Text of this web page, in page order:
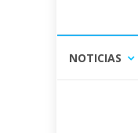
NOTICIAS